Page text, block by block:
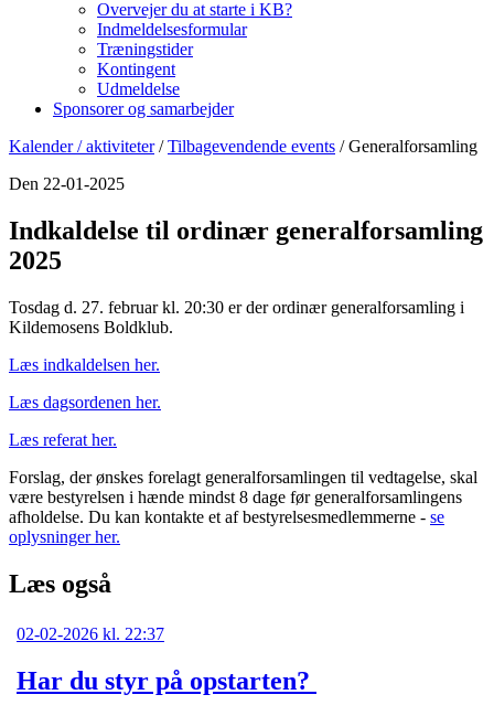
Overvejer du at starte i KB?
Indmeldelsesformular
Træningstider
Kontingent
Udmeldelse
Sponsorer og samarbejder
Kalender / aktiviteter/Tilbagevendende events / Generalforsamling
Den 22-01-2025
Indkaldelse til ordinær generalforsamling
2025
Tosdag d. 27. februar kl. 20:30 er der ordinær generalforsamling i
Kildemosens Boldklub.
Læs indkaldelsen her.
Læs dagsordenen her.
Læs referat her.
Forslag, der ønskes forelagt generalforsamlingen til vedtagelse, skal
være bestyrelsen i hænde mindst 8 dage før generalforsamlingens
afholdelse. Du kan kontakte et af bestyrelsesmedlemmerne - se
oplysninger her.
Læs også
02-02-2026 kl. 22:37
Har du styr på opstarten?